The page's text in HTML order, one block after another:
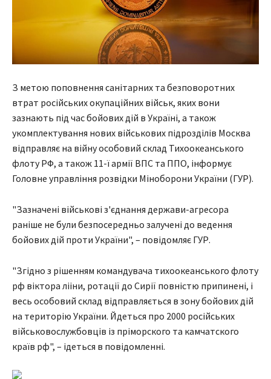
З метою поповнення санітарних та безповоротних
втрат російських окупаційних військ, яких вони
зазнають під час бойових дій в Україні, а також
укомплектування нових військових підрозділів Москва
відправляє на війну особовий склад Тихоокеанського
флоту РФ, а також 11-ї армії ВПС та ППО, інформує
Головне управління розвідки Міноборони України (ГУР).
"Зазначені військові з'єднання держави-агресора
раніше не були безпосередньо залучені до ведення
бойових дій проти України", – повідомляє ГУР.
"Згідно з рішенням командувача тихоокеанського флоту
рф віктора лііни, ротації до Сирії повністю припинені, і
весь особовий склад відправляється в зону бойових дій
на територію України. Йдеться про 2000 російських
військовослужбовців із пріморского та камчатского
країв рф", – ідеться в повідомленні.